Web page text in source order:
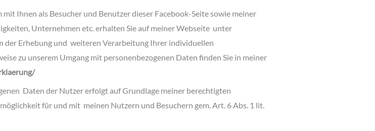
Ihnen als Besucher und Benutzer dieser Facebook-Seite sowie meiner
Unternehmen etc. erhalten Sie auf meiner Webseite unter
der Erhebung und weiteren Verarbeitung Ihrer individuellen
zu unserem Umgang mit personenbezogenen Daten finden Sie in meiner
Daten der Nutzer erfolgt auf Grundlage meiner berechtigten
für und mit meinen Nutzern und Besuchern gem. Art. 6 Abs. 1 lit.